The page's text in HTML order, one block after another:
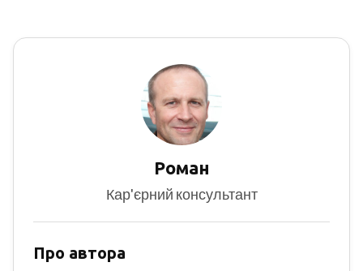
Роман
Кар'єрний консультант
Про автора